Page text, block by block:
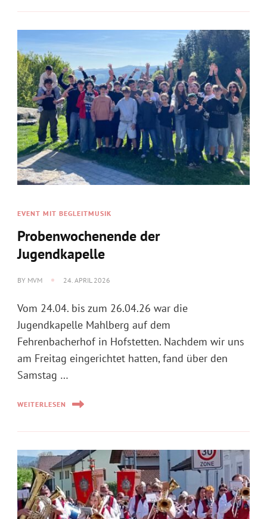
EVENT MIT BEGLEITMUSIK
Probenwochenende der
Jugendkapelle
BY MVM 24. APRIL 2026
Vom 24.04. bis zum 26.04.26 war die
Jugendkapelle Mahlberg auf dem
Fehrenbacherhof in Hofstetten. Nachdem wir uns
am Freitag eingerichtet hatten, fand über den
Samstag …
WEITERLESEN